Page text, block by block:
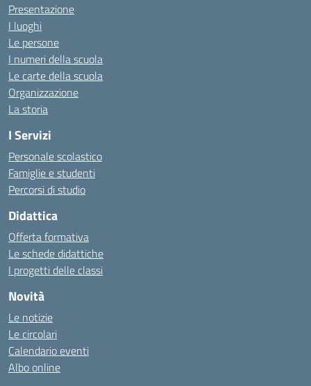
Presentazione
I luoghi
Le persone
I numeri della scuola
Le carte della scuola
Organizzazione
La storia
I Servizi
Personale scolastico
Famiglie e studenti
Percorsi di studio
Didattica
Offerta formativa
Le schede didattiche
I progetti delle classi
Novità
Le notizie
Le circolari
Calendario eventi
Albo online